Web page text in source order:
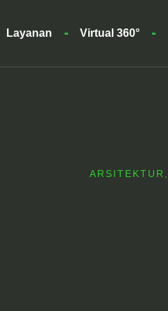
Layanan Virtual 360°
ARSITEKTUR